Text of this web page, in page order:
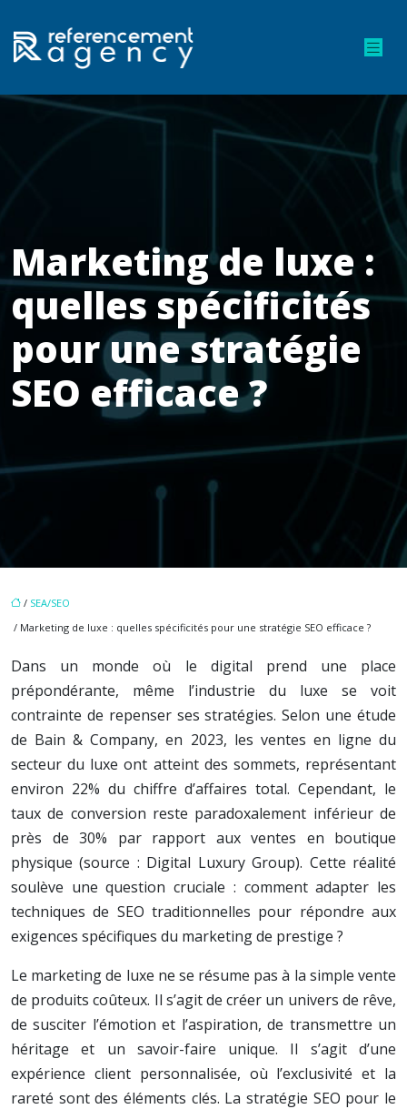
Marketing de luxe :
quelles spécificités
pour une stratégie
SEO efficace ?
/ SEA/SEO
/ Marketing de luxe : quelles spécificités pour une stratégie SEO efficace ?
Dans un monde où le digital prend une place
prépondérante, même l’industrie du luxe se voit
contrainte de repenser ses stratégies. Selon une étude
de Bain & Company, en 2023, les ventes en ligne du
secteur du luxe ont atteint des sommets, représentant
environ 22% du chiffre d’affaires total. Cependant, le
taux de conversion reste paradoxalement inférieur de
près de 30% par rapport aux ventes en boutique
physique (source : Digital Luxury Group). Cette réalité
soulève une question cruciale : comment adapter les
techniques de SEO traditionnelles pour répondre aux
exigences spécifiques du marketing de prestige ?
Le marketing de luxe ne se résume pas à la simple vente
de produits coûteux. Il s’agit de créer un univers de rêve,
de susciter l’émotion et l’aspiration, de transmettre un
héritage et un savoir-faire unique. Il s’agit d’une
expérience client personnalisée, où l’exclusivité et la
rareté sont des éléments clés. La stratégie SEO pour le